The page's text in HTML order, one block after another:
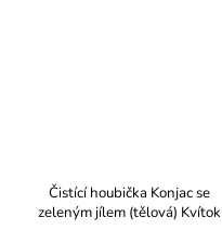
Čistící houbička Konjac se
zeleným jílem (tělová) Kvítok